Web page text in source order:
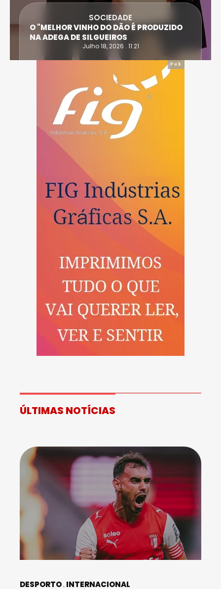
SOCIEDADE
O "MELHOR VINHO DO DÃO É PRODUZIDO
NA ADEGA DE SILGUEIROS
Julho 18, 2026 . 11:21
Pub
ÚLTIMAS NOTÍCIAS
DESPORTO INTERNACIONAL